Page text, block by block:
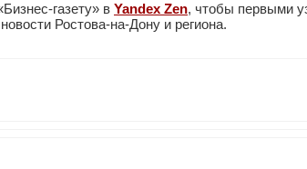
газету» в Yandex Zen, чтобы первыми
Ростова-на-Дону и региона.